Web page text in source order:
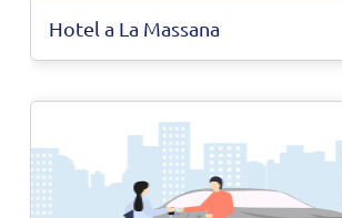
Hotel a La Massana